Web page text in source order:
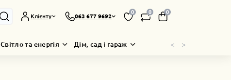
Клієнту 063 677 9692
0 0 0
Світло та енергія Дім, сад і гараж < >